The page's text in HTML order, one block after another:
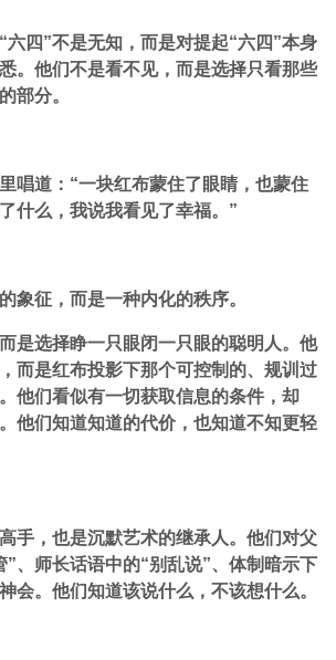
六四”不是无知，而是对提起“六四”本身
。他们不是看不见，而是选择只看那些
部分。
唱道：“一块红布蒙住了眼睛，也蒙住
什么，我说我看见了幸福。”
象征，而是一种内化的秩序。
是选择睁一只眼闭一只眼的聪明人。他
而是红布投影下那个可控制的、规训过
他们看似有一切获取信息的条件，却
他们知道知道的代价，也知道不知更轻
手，也是沉默艺术的继承人。他们对父
”、师长话语中的“别乱说”、体制暗示下
会。他们知道该说什么，不该想什么。